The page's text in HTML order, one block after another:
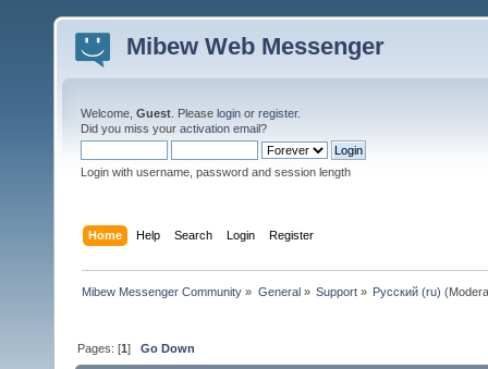
Mibew Web Messenger
Welcome, Guest . Please login or register.
Did you miss your activation email?
Login with username, password and session length
Home Help Search Login Register
Mibew Messenger Community » General» Support» Русский (ru)
Pages: [1]Go Down